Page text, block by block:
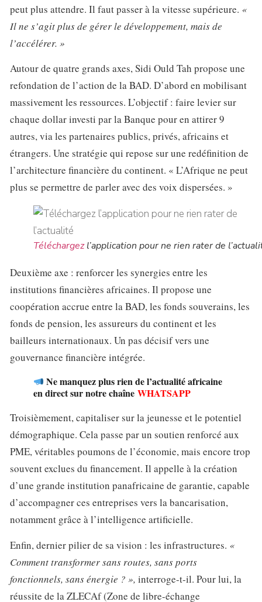
peut plus attendre. Il faut passer à la vitesse supérieure. «
Il ne s’agit plus de gérer le développement, mais de
l’accélérer. »
Autour de quatre grands axes, Sidi Ould Tah propose une
refondation de l’action de la BAD. D’abord en mobilisant
massivement les ressources. L’objectif : faire levier sur
chaque dollar investi par la Banque pour en attirer 9
autres, via les partenaires publics, privés, africains et
étrangers. Une stratégie qui repose sur une redéfinition de
l’architecture financière du continent. « L’Afrique ne peut
plus se permettre de parler avec des voix dispersées. »
Téléchargezl’application pour ne rien rater de
Deuxième axe : renforcer les synergies entre les
institutions financières africaines. Il propose une
coopération accrue entre la BAD, les fonds souverains, les
fonds de pension, les assureurs du continent et les
bailleurs internationaux. Un pas décisif vers une
gouvernance financière intégrée.
Ne manquez plus rien de l’actualité africaine
en direct sur notre chaîne WHATSAPP
Troisièmement, capitaliser sur la jeunesse et le potentiel
démographique. Cela passe par un soutien renforcé aux
PME, véritables poumons de l’économie, mais encore trop
souvent exclues du financement. Il appelle à la création
d’une grande institution panafricaine de garantie, capable
d’accompagner ces entreprises vers la bancarisation,
notamment grâce à l’intelligence artificielle.
Enfin, dernier pilier de sa vision : les infrastructures. «
Comment transformer sans routes, sans ports
fonctionnels, sans énergie ? », interroge-t-il. Pour lui, la
réussite de la ZLECAf (Zone de libre-échange